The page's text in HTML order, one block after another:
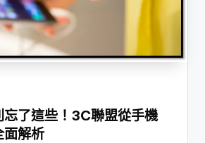
忘了這些！3C聯盟從手機
面解析